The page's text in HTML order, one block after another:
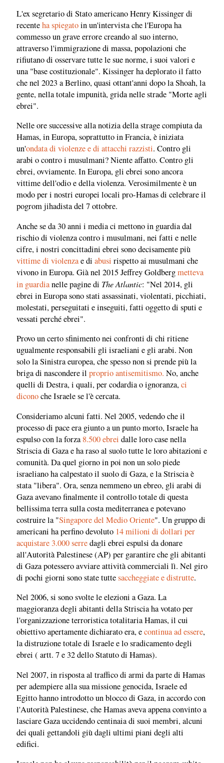
L'ex segretario di Stato americano Henry Kissinger di
recenteha spiegatoin un'intervista che l'Europa ha
commesso un grave errore creando al suo interno,
attraverso l'immigrazione di massa, popolazioni che
rifiutano di osservare tutte le sue norme, i suoi valori e
una "base costituzionale". Kissinger ha deplorato il fatto
che nel 2023 a Berlino, quasi ottant'anni dopo la Shoah, la
gente, nella totale impunità, grida nelle strade "Morte agli
ebrei".
Nelle ore successive alla notizia della strage compiuta da
Hamas, in Europa, soprattutto in Francia, è iniziata
un'ondata di violenze e di attacchi razzisti. Contro gli
arabi o contro i musulmani? Niente affatto. Contro gli
ebrei, ovviamente. In Europa, gli ebrei sono ancora
vittime dell'odio e della violenza. Verosimilmente è un
modo per i nostri europei locali pro-Hamas di celebrare il
pogrom jihadista del 7 ottobre.
Anche se da 30 anni i media ci mettono in guardia dal
rischio di violenza contro i musulmani, nei fatti e nelle
cifre, i nostri concittadini ebrei sono decisamente più
vittime di violenzae di abusi rispetto ai musulmani che
vivono in Europa. Già nel 2015 Jeffrey Goldbergmetteva
in guardianelle pagine di The Atlantic: "Nel 2014, gli
ebrei in Europa sono stati assassinati, violentati, picchiati,
molestati, perseguitati e inseguiti, fatti oggetto di sputi e
vessati perché ebrei".
Provo un certo sfinimento nei confronti di chi ritiene
ugualmente responsabili gli israeliani e gli arabi. Non
solo la Sinistra europea, che spesso non si prende più la
briga di nascondere il proprio antisemitismo. No, anche
quelli di Destra, i quali, per codardia o ignoranza,ci
diconoche Israele se l'è cercata.
Consideriamo alcuni fatti. Nel 2005, vedendo che il
processo di pace era giunto a un punto morto, Israele ha
espulso con la forza 8.500 ebrei dalle loro case nella
Striscia di Gaza e ha raso al suolo tutte le loro abitazioni e
comunità. Da quel giorno in poi non un solo piede
israeliano ha calpestato il suolo di Gaza, e la Striscia è
stata "libera". Ora, senza nemmeno un ebreo, gli arabi di
Gaza avevano finalmente il controllo totale di questa
bellissima terra sulla costa mediterranea e potevano
costruire la "Singapore del Medio Oriente". Un gruppo di
americani ha perfino devoluto 14 milioni di dollari per
acquistare 3.000 serredagli ebrei espulsi da donare
all'Autorità Palestinese (AP) per garantire che gli abitanti
di Gaza potessero avviare attività commerciali lì. Nel giro
di pochi giorni sono state tuttesaccheggiate e distrutte.
Nel 2006, si sono svolte le elezioni a Gaza. La
maggioranza degli abitanti della Striscia ha votato per
l'organizzazione terroristica totalitaria Hamas, il cui
obiettivo apertamente dichiarato era, econtinua ad essere,
la distruzione totale di Israele e lo sradicamento degli
ebrei ( artt. 7 e 32 dello Statuto di Hamas).
Nel 2007, in risposta al traffico di armi da parte di Hamas
per adempiere alla sua missione genocida, Israele ed
Egitto hanno introdotto un blocco di Gaza, in accordo con
l'Autorità Palestinese, che Hamas aveva appena convinto a
lasciare Gaza uccidendo centinaia di suoi membri, alcuni
dei quali gettandoli giù dagli ultimi piani degli alti
edifici.